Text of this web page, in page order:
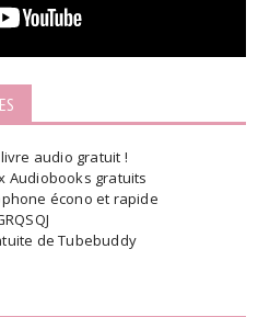
audio gratuit !
Audiobooks gratuits
écono et rapide
de Tubebuddy